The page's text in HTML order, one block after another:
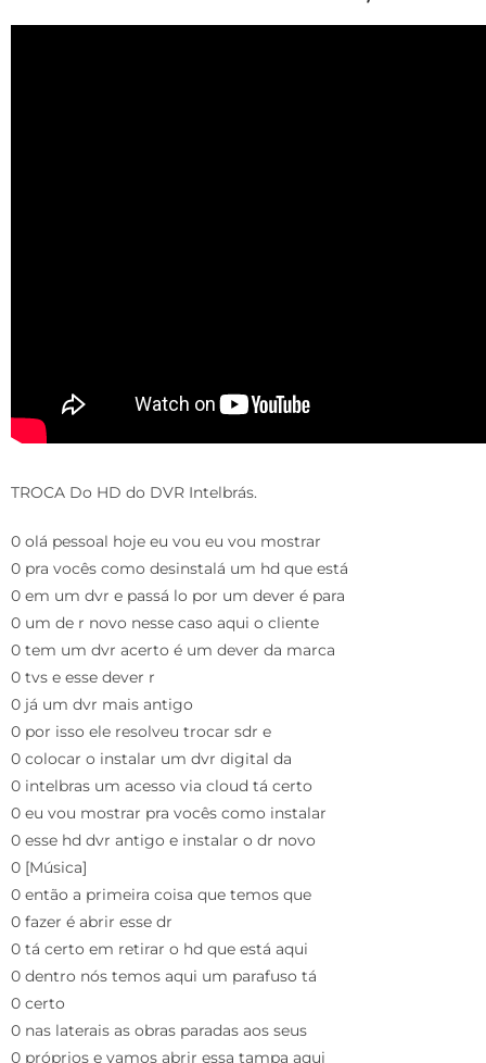
TROCA Do HD do DVR Intelbrás.
0 olá pessoal hoje eu vou eu vou mostrar
0 pra vocês como desinstalá um hd que está
0 em um dvr e passá lo por um dever é para
0 um de r novo nesse caso aqui o cliente
0 tem um dvr acerto é um dever da marca
0 tvs e esse dever r
0 já um dvr mais antigo
0 por isso ele resolveu trocar sdr e
0 colocar o instalar um dvr digital da
0 intelbras um acesso via cloud tá certo
0 eu vou mostrar pra vocês como instalar
0 esse hd dvr antigo e instalar o dr novo
0 [Música]
0 então a primeira coisa que temos que
0 fazer é abrir esse dr
0 tá certo em retirar o hd que está aqui
0 dentro nós temos aqui um parafuso tá
0 certo
0 nas laterais as obras paradas aos seus
0 próprios e vamos abrir essa tampa aqui